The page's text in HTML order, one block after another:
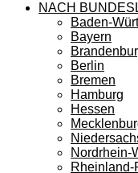
NACH
Baden-
Bayern
Berlin
Bremen
Hamburg
Hessen
Nordrhein-
Rheinland-